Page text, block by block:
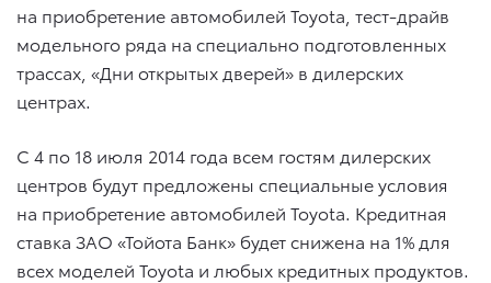
на приобретение автомобилей Toyota, тест-драйв
модельного ряда на специально подготовленных
трассах, «Дни открытых дверей» в дилерских
центрах.
C 4 по 18 июля 2014 года всем гостям дилерских
центров будут предложены специальные условия
на приобретение автомобилей Toyota. Кредитная
ставка ЗАО «Тойота Банк» будет снижена на 1% для
всех моделей Toyota и любых кредитных продуктов.